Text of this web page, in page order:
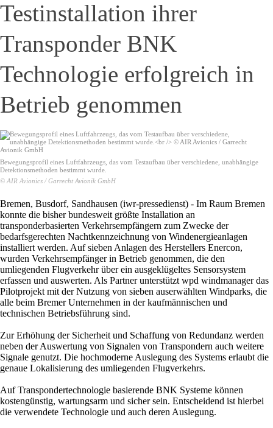
Testinstallation ihrer
Transponder BNK
Technologie erfolgreich in
Betrieb genommen
Bewegungsprofil eines Luftfahrzeugs, das vom Testaufbau über verschiedene, unabhängige
Detektionsmethoden bestimmt wurde.
© AIR Avionics / Garrecht Avionik GmbH
Bremen, Busdorf, Sandhausen (iwr-pressedienst) - Im Raum Bremen
konnte die bisher bundesweit größte Installation an
transponderbasierten Verkehrsempfängern zum Zwecke der
bedarfsgerechten Nachtkennzeichnung von Windenergieanlagen
installiert werden. Auf sieben Anlagen des Herstellers Enercon,
wurden Verkehrsempfänger in Betrieb genommen, die den
umliegenden Flugverkehr über ein ausgeklügeltes Sensorsystem
erfassen und auswerten. Als Partner unterstützt wpd windmanager das
Pilotprojekt mit der Nutzung von sieben auserwählten Windparks, die
alle beim Bremer Unternehmen in der kaufmännischen und
technischen Betriebsführung sind.
Zur Erhöhung der Sicherheit und Schaffung von Redundanz werden
neben der Auswertung von Signalen von Transpondern auch weitere
Signale genutzt. Die hochmoderne Auslegung des Systems erlaubt die
genaue Lokalisierung des umliegenden Flugverkehrs.
Auf Transpondertechnologie basierende BNK Systeme können
kostengünstig, wartungsarm und sicher sein. Entscheidend ist hierbei
die verwendete Technologie und auch deren Auslegung.